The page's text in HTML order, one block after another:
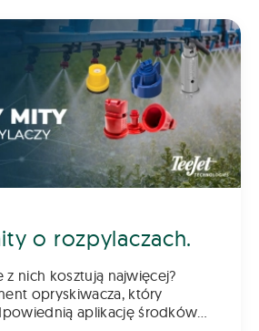
o rozpylaczach.
z nich kosztują najwięcej?
opryskiwacza, który
aplikację środków